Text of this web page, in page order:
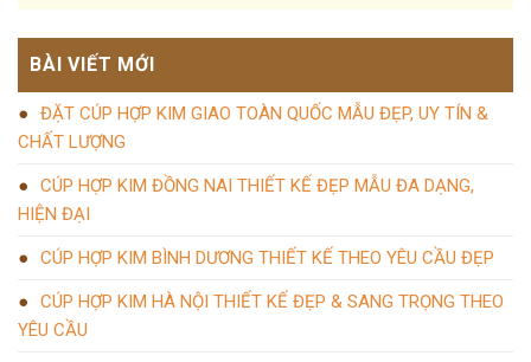
BÀI VIẾT MỚI
ĐẶT CÚP HỢP KIM GIAO TOÀN QUỐC MẪU ĐẸP, UY TÍN &
CHẤT LƯỢNG
CÚP HỢP KIM ĐỒNG NAI THIẾT KẾ ĐẸP MẪU ĐA DẠNG,
HIỆN ĐẠI
CÚP HỢP KIM BÌNH DƯƠNG THIẾT KẾ THEO YÊU CẦU ĐẸP
CÚP HỢP KIM HÀ NỘI THIẾT KẾ ĐẸP & SANG TRỌNG THEO
YÊU CẦU